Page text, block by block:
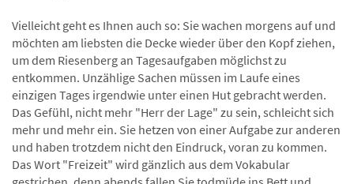
Vielleicht geht es Ihnen auch so: Sie wachen morgens auf und
möchten am liebsten die Decke wieder über den Kopf ziehen,
um dem Riesenberg an Tagesaufgaben möglichst zu
entkommen. Unzählige Sachen müssen im Laufe eines
einzigen Tages irgendwie unter einen Hut gebracht werden.
Das Gefühl, nicht mehr "Herr der Lage" zu sein, schleicht sich
mehr und mehr ein. Sie hetzen von einer Aufgabe zur anderen
und haben trotzdem nicht den Eindruck, voran zu kommen.
Das Wort "Freizeit" wird gänzlich aus dem Vokabular